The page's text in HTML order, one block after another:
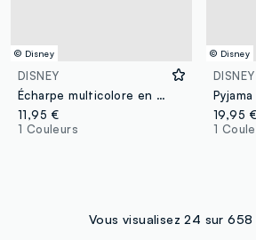
© Disney
DISNEY
Écharpe multicolore en coton stretch avec imprimés pour fille
11,95 €
1 Couleurs
© Disney
DISNEY
19,95 €
1
Vous visualisez 24 sur